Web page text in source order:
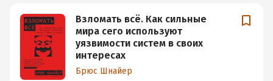
Взломать всё. Как сильные
мира сего используют
уязвимости систем в своих
интересах
Брюс Шнайер